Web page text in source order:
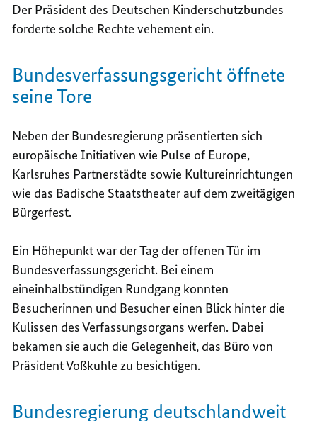
Der Präsident des Deutschen Kinderschutzbundes
forderte solche Rechte vehement ein.
Bundesverfassungsgericht öffnete
seine Tore
Neben der Bundesregierung präsentierten sich
europäische Initiativen wie Pulse of Europe,
Karlsruhes Partnerstädte sowie Kultureinrichtungen
wie das Badische Staatstheater auf dem zweitägigen
Bürgerfest.
Ein Höhepunkt war der Tag der offenen Tür im
Bundesverfassungsgericht. Bei einem
eineinhalbstündigen Rundgang konnten
Besucherinnen und Besucher einen Blick hinter die
Kulissen des Verfassungsorgans werfen. Dabei
bekamen sie auch die Gelegenheit, das Büro von
Präsident Voßkuhle zu besichtigen.
Bundesregierung deutschlandweit